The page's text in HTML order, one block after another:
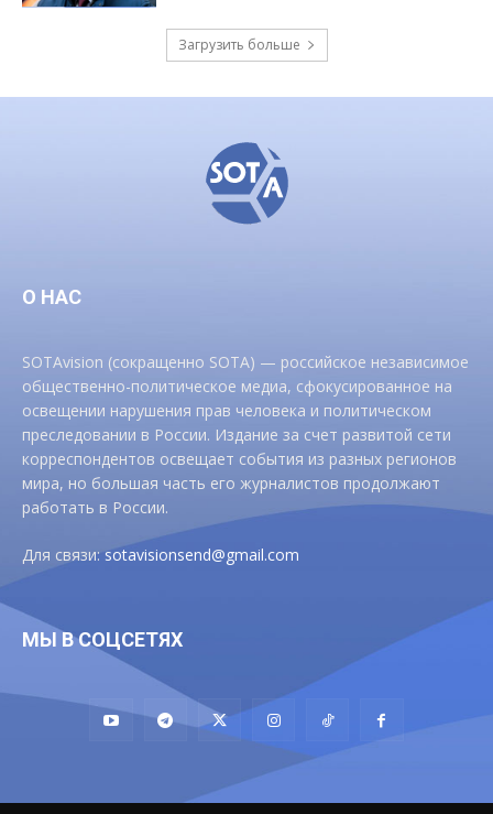
Загрузить больше
О НАС
SOTAvision (сокращенно SOTA) — российское независимое
общественно-политическое медиа, сфокусированное на
освещении нарушения прав человека и политическом
преследовании в России. Издание за счет развитой сети
корреспондентов освещает события из разных регионов
мира, но большая часть его журналистов продолжают
работать в России.
Для связи:sotavisionsend@gmail.com
МЫ В СОЦСЕТЯХ